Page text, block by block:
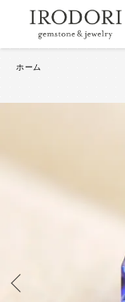
ホーム